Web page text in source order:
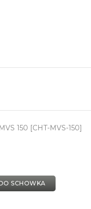
150 [CHT-MVS-150]
SCHOWKA